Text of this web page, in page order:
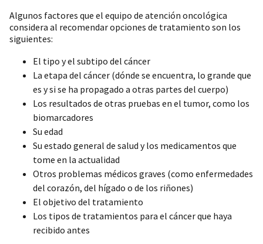
Algunos factores que el equipo de atención oncológica
considera al recomendar opciones de tratamiento son los
siguientes:
El tipo y el subtipo del cáncer
La etapa del cáncer (dónde se encuentra, lo grande que
es y si se ha propagado a otras partes del cuerpo)
Los resultados de otras pruebas en el tumor, como los
biomarcadores
Su edad
Su estado general de salud y los medicamentos que
tome en la actualidad
Otros problemas médicos graves (como enfermedades
del corazón, del hígado o de los riñones)
El objetivo del tratamiento
Los tipos de tratamientos para el cáncer que haya
recibido antes